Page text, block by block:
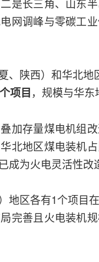
网调峰与零碳工
、陕西）和华北
项目，规模与华东
加存量煤电机组
北地区煤电装机
为火电灵活性改
地区各有1个项目
完善且火电装机